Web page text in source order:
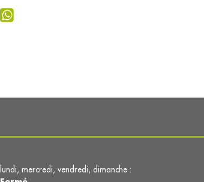
lundi, mercredi, vendredi, dimanche :